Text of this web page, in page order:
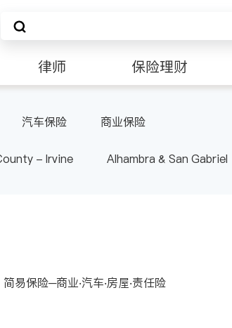
律师 保险理财
汽车保险 商业保险
- Irvine Alhambra & San Gabriel
简易保险─商业‧汽车‧房屋‧责任险